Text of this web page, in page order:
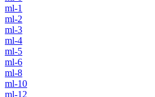
ml-1
ml-2
ml-3
ml-4
ml-5
ml-6
ml-8
ml-10
ml-12